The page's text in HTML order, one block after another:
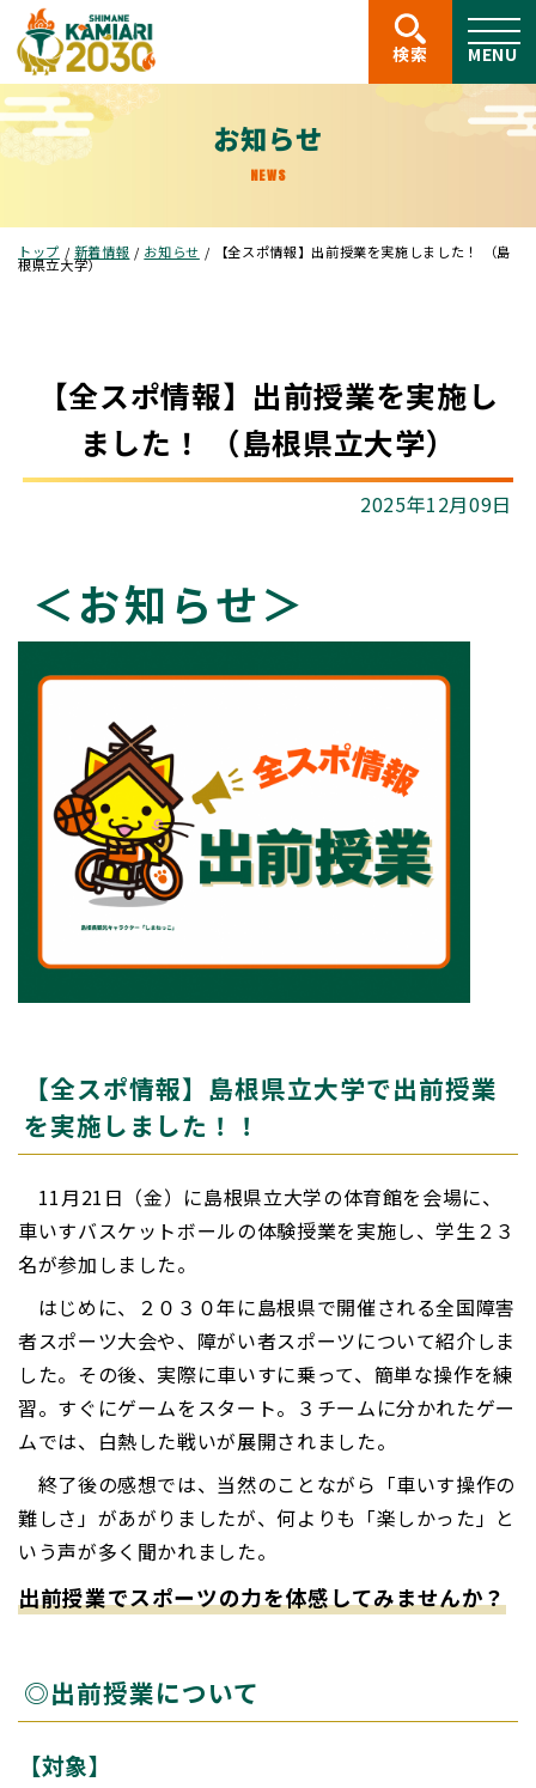
このページの本文へ
検索 MENU
お知らせ
NEWS
現
在
の
トップ / 新着情報 / お知らせ / 【全スポ情報】出前授業を実施しました！ （島
根県立大学）
【全スポ情報】出前授業を実施し
ました！ （島根県立大学）
2025年12月09日
＜お知らせ＞
【全スポ情報】島根県立大学で出前授業
を実施しました！！
11月21日（金）に島根県立大学の体育館を会場に、
車いすバスケットボールの体験授業を実施し、学生２３
名が参加しました。
はじめに、２０３０年に島根県で開催される全国障害
者スポーツ大会や、障がい者スポーツについて紹介しま
した。その後、実際に車いすに乗って、簡単な操作を練
習。すぐにゲームをスタート。３チームに分かれたゲー
ムでは、白熱した戦いが展開されました。
終了後の感想では、当然のことながら「車いす操作の
難しさ」があがりましたが、何よりも「楽しかった」と
いう声が多く聞かれました。
出前授業でスポーツの力を体感してみませんか？
◎出前授業について
【対象】